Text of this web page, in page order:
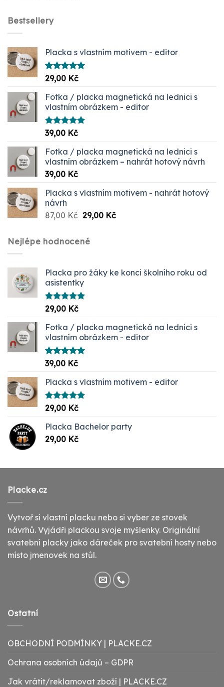
Bestsellery
Placka s vlastním motivem - editor
Hodnocení
5.00
29,00 Kč
Fotka / placka magnetická na lednici s
vlastním obrázkem - editor
Hodnocení
5.00
39,00 Kč
Fotka / placka magnetická na lednici s
vlastním obrázkem – nahrát hotový návrh
39,00 Kč
Placka s vlastním motivem - nahrát hotový
návrh
87,00Kč Původní
byla:
87,00 Kč.
29,00 KčAktuální
Nejlépe hodnocené
Placka pro žáky ke konci školního roku od
asistentky
Hodnocení
5.00
29,00 Kč
Fotka / placka magnetická na lednici s
vlastním obrázkem - editor
Hodnocení
5.00
39,00 Kč
Placka s vlastním motivem - editor
Hodnocení
5.00
29,00 Kč
Placka Bachelor party
29,00 Kč
Placke.cz
Vytvoř si vlastní placku nebo si vyber ze stovek
návrhů. Vyjádři plackou svoje myšlenky. Originální
svatební placky jako dáreček pro svatební hosty nebo
místo jmenovek na stůl.
Ostatní
OBCHODNÍ PODMÍNKY | PLACKE.CZ
Ochrana osobních údajů – GDPR
Jak vrátit/reklamovat zboží | PLACKE.CZ